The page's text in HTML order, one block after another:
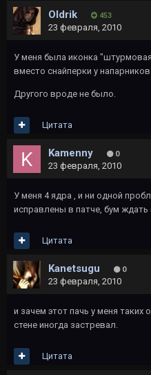
Oldrik 453
23 февраля, 2010
У меня была иконка
вместо снайперки у
Другого вроде не было.
Цитата
Kamenny 0
23 февраля, 2010
У меня 4 ядра , и ни одной
исправлены в патче, бум ждать
Цитата
Kanetsugu 0
23 февраля, 2010
и зачем этот пачь у меня
стене иногда застревал.
Цитата